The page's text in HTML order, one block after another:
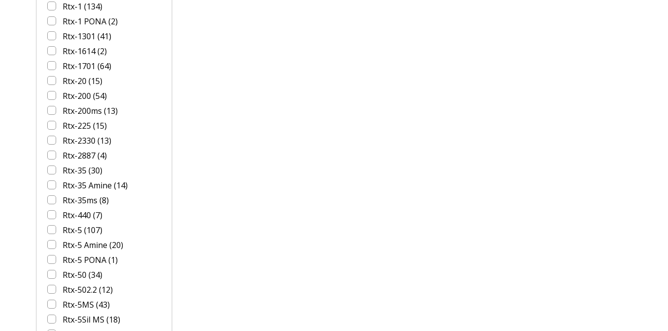
Rtx-1 (134)
Rtx-1 PONA(2)
Rtx-1301 (41)
Rtx-1614(2)
Rtx-1701 (64)
Rtx-20 (15)
Rtx-200 (54)
Rtx-200ms (13)
Rtx-225 (15)
Rtx-2330 (13)
Rtx-2887(4)
Rtx-35 (30)
Rtx-35 Amine (14)
Rtx-35ms (8)
Rtx-440 (7)
Rtx-5 (107)
Rtx-5 Amine (20)
Rtx-5 PONA(1)
Rtx-50 (34)
Rtx-502.2 (12)
Rtx-5MS (43)
Rtx-5Sil MS (18)